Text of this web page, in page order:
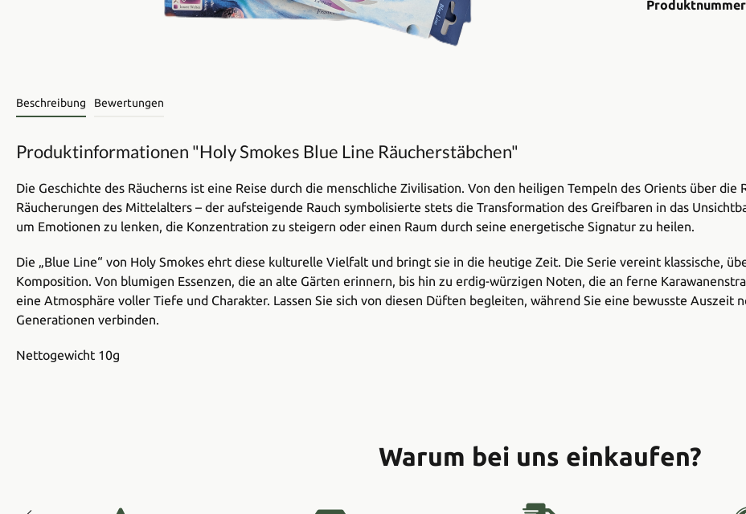
Beschreibung Bewertungen
Produktinformationen "Holy Smokes Blue Line Räucherstäbchen"
Die Geschichte des Räucherns ist eine Reise durch die menschliche Zivilisation. Von den heiligen Tempeln des Orients über
Räucherungen des Mittelalters – der aufsteigende Rauch symbolisierte stets die Transformation des Greifbaren in das
um Emotionen zu lenken, die Konzentration zu steigern oder einen Raum durch seine energetische Signatur zu heilen.
Die „Blue Line“ von Holy Smokes ehrt diese kulturelle Vielfalt und bringt sie in die heutige Zeit. Die Serie vereint klassische,
Komposition. Von blumigen Essenzen, die an alte Gärten erinnern, bis hin zu erdig-würzigen Noten, die an ferne
eine Atmosphäre voller Tiefe und Charakter. Lassen Sie sich von diesen Düften begleiten, während Sie eine bewusste Auszeit
Generationen verbinden.
Nettogewicht 10g
Warum bei uns einkaufen?